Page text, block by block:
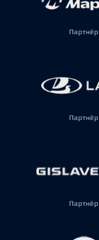
Партнёр
Партнёр
Партнёр